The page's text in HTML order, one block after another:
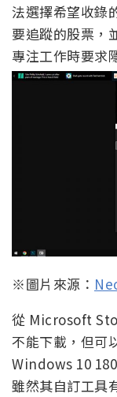
法選擇希望收錄
要追蹤的股票，
專注工作時要求
※圖片來源：
從 Microsoft
不能下載，但可
Windows 10
雖然其自訂工具